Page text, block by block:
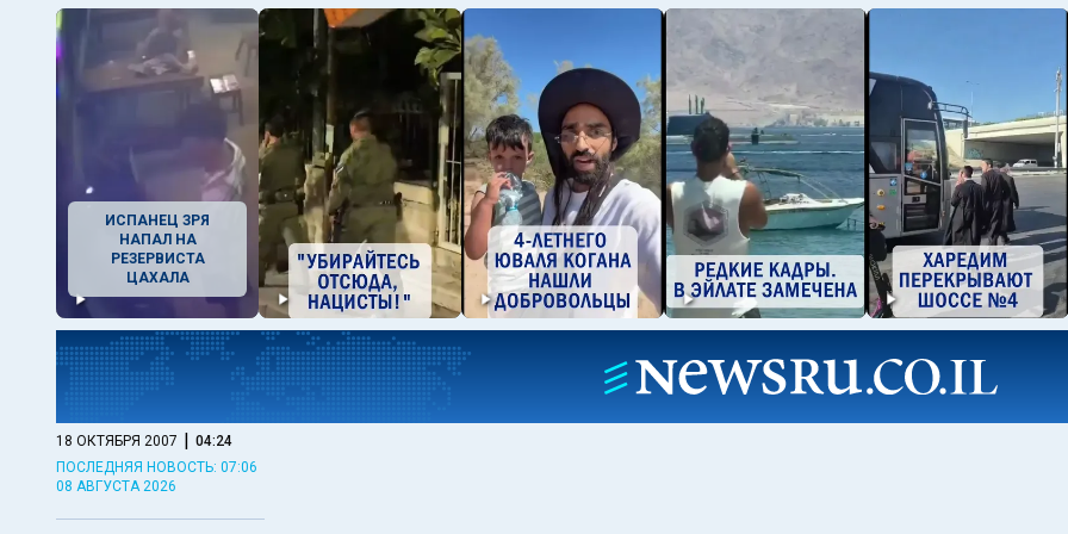
ИСПАНЕЦ ЗРЯ
НАПАЛ НА
РЕЗЕРВИСТА
ЦАХАЛА
18 ОКТЯБРЯ 2007 | 04:24
ПОСЛЕДНЯЯ НОВОСТЬ: 07:06
08 АВГУСТА 2026